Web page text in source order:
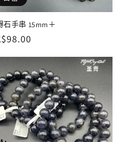
石手串 15mm＋